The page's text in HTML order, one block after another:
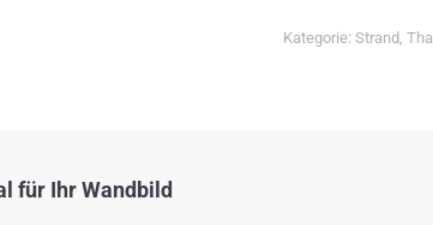
Kategorie: Strand ,
für Ihr Wandbild